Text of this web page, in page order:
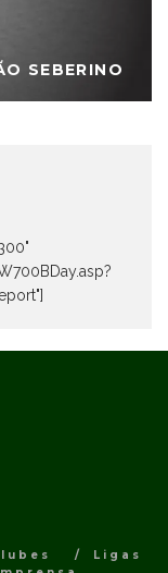
SEBERINO
Ligas